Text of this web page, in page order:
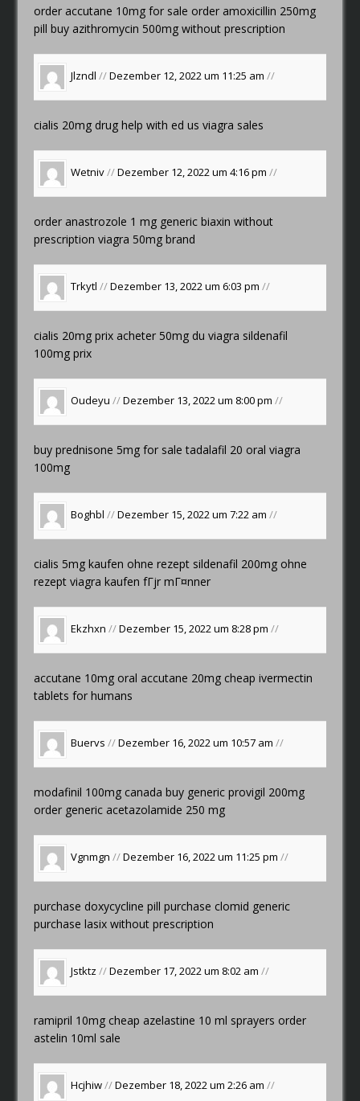
order accutane 10mg for saleorder amoxicillin 250mg
pill buy azithromycin 500mg without prescription
Jlzndl //Dezember 12, 2022 um 11:25 am//
cialis 20mg drughelp with ed us viagra sales
Wetniv//Dezember 12, 2022 um 4:16 pm//
order anastrozole 1 mg genericbiaxin without
prescription viagra 50mg brand
Trkytl //Dezember 13, 2022 um 6:03 pm//
cialis 20mg prixacheter 50mg du viagra sildenafil
100mg prix
Oudeyu //Dezember 13, 2022 um 8:00 pm//
buy prednisone 5mg for saletadalafil 20 oral viagra
100mg
Boghbl //Dezember 15, 2022 um 7:22 am//
cialis 5mg kaufen ohne rezept sildenafil 200mg ohne
rezept viagra kaufen fГјr mГ¤nner
Ekzhxn //Dezember 15, 2022 um 8:28 pm//
accutane 10mg oralaccutane 20mg cheap ivermectin
tablets for humans
Buervs //Dezember 16, 2022 um 10:57 am//
modafinil 100mg canadabuy generic provigil 200mg
order generic acetazolamide 250 mg
Vgnmgn //Dezember 16, 2022 um 11:25 pm//
purchase doxycycline pillpurchase clomid generic
purchase lasix without prescription
Jstktz //Dezember 17, 2022 um 8:02 am//
ramipril 10mg cheapazelastine 10 ml sprayers order
astelin 10ml sale
Hcjhiw//Dezember 18, 2022 um 2:26 am//